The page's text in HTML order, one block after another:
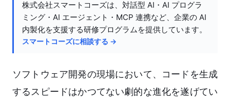
株式会社スマートコーズは、対話型 AI・AI プログラ
ミング・AI エージェント・MCP 連携など、企業の AI
内製化を支援する研修プログラムを提供しています。
スマートコーズに相談する →
ソフトウェア開発の現場において、コードを生成
するスピードはかつてない劇的な進化を遂げてい